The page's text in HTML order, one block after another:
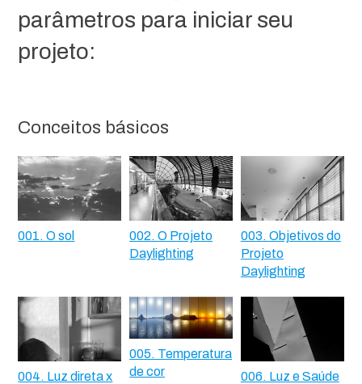
parâmetros para iniciar seu
projeto:
Conceitos básicos
001. O sol
002. O Projeto
Daylighting
003. Objetivos do
Projeto
Daylighting
004. Luz direta x
005. Temperatura
de cor
006. Luz e Saúde